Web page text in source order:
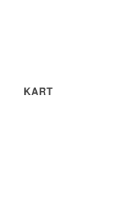
KART